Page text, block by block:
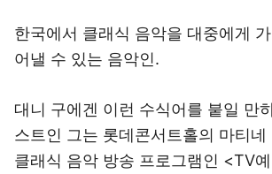
한국에서 클래식 음악을 대중에게
어낼 수 있는 음악인.
대니 구에겐 이런 수식어를 붙일 만
스트인 그는 롯데콘서트홀의 마티네
클래식 음악 방송 프로그램인 <TV